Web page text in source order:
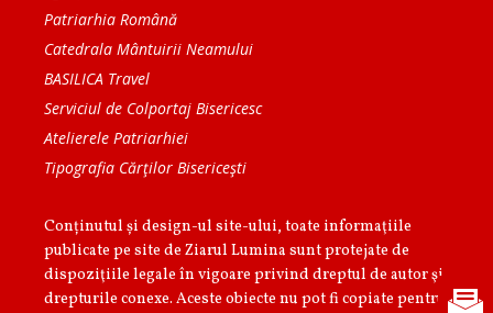
Patriarhia Română
Catedrala Mântuirii Neamului
BASILICA Travel
Serviciul de Colportaj Bisericesc
Atelierele Patriarhiei
Tipografia Cărţilor Bisericeşti
Conținutul și design-ul site-ului, toate informaţiile
publicate pe site de Ziarul Lumina sunt protejate de
dispoziţiile legale în vigoare privind dreptul de autor şi
drepturile conexe. Aceste obiecte nu pot fi copiate pentru